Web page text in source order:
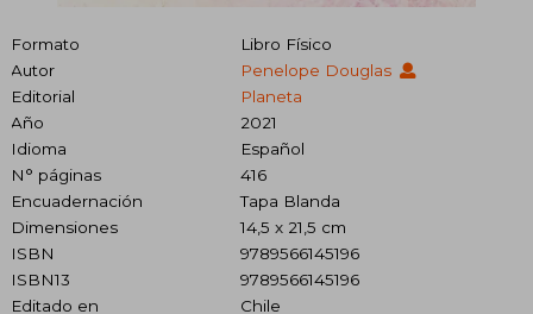
Formato
Libro Físico
Autor
Penelope Douglas
Editorial
Planeta
Año
2021
Idioma
Español
N° páginas
416
Encuadernación
Tapa Blanda
Dimensiones
14,5 x 21,5 cm
ISBN
9789566145196
ISBN13
9789566145196
Editado en
Chile